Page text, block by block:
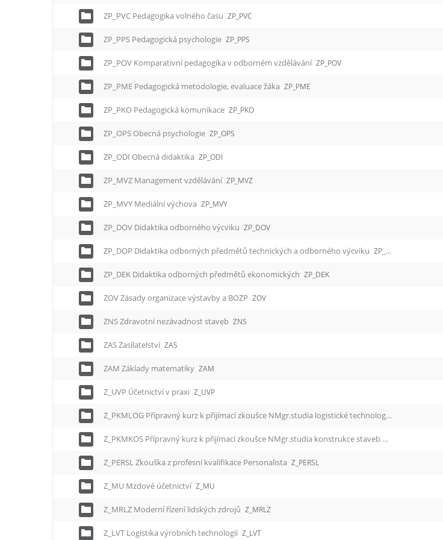
ZP_PVC Pedagogika volného času ZP_PVC
ZP_PPS Pedagogická psychologie ZP_PPS
ZP_POV Komparativní pedagogika v odborném vzdělávání ZP_POV
ZP_PME Pedagogická metodologie, evaluace žáka ZP_PME
ZP_PKO Pedagogická komunikace ZP_PKO
ZP_OPS Obecná psychologie ZP_OPS
ZP_ODI Obecná didaktika ZP_ODI
ZP_MVZ Management vzdělávání ZP_MVZ
ZP_MVY Mediální výchova ZP_MVY
ZP_DOV Didaktika odborného výcviku ZP_DOV
ZP_DOP Didaktika odborných předmětů technických a odborného výcviku ZP_DOP
ZP_DEK Didaktika odborných předmětů ekonomických ZP_DEK
ZOV Zásady organizace výstavby a BOZP ZOV
ZNS Zdravotní nezávadnost staveb ZNS
ZAS Zasílatelství ZAS
ZAM Základy matematiky ZAM
Z_UVP Účetnictví v praxi Z_UVP
Z_PKMLOG Přípravný kurz k přijímací zkoušce NMgr.studia logistické technologie
Z_PKMKOS Přípravný kurz k přijímací zkoušce NMgr.studia konstrukce stavebZ_PKMKOS
Z_PERSL Zkouška z profesní kvalifikace Personalista Z_PERSL
Z_MU Mzdové účetnictví Z_MU
Z_MRLZ Moderní řízení lidských zdrojů Z_MRLZ
Z_LVT Logistika výrobních technologií Z_LVT